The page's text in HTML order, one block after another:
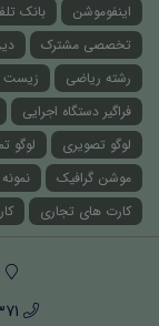
اینفوموشن
بانک
تخصصی مشترک
رشته ریاضی
زیست
فراگیر دستگاه اجرایی
لوگو تصویری
لوگو
موشن گرافیک
کارت های تجاری